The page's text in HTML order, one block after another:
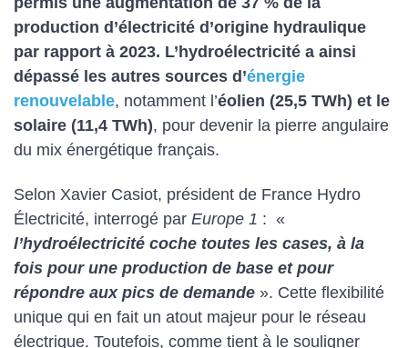
production d’électricité d’origine hydraulique
par rapport à 2023. L’hydroélectricité a ainsi
dépassé les autres sources d’énergie
renouvelable, notamment l’éolien (25,5 TWh) et le
solaire (11,4 TWh), pour devenir la pierre angulaire
du mix énergétique français.
Selon Xavier Casiot, président de France Hydro
Électricité, interrogé par Europe 1 : «
l’hydroélectricité coche toutes les cases, à la
fois pour une production de base et pour
répondre aux pics de demande ». Cette flexibilité
unique qui en fait un atout majeur pour le réseau
électrique. Toutefois, comme tient à le souligner